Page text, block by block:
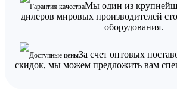
Гарантия качестваМы один из
дилеров мировых производителей
оборудования.
Доступные ценыЗа счет оптовых
скидок, мы можем предложить вам